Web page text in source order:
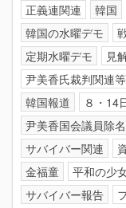
正義連関連 韓国
韓国の水曜デモ
定期水曜デモ
見
尹美香氏裁判関連等
韓国報道
８・14
尹美香国会議員除
サバイバー関連
金福童
平和の少
サバイバー報告